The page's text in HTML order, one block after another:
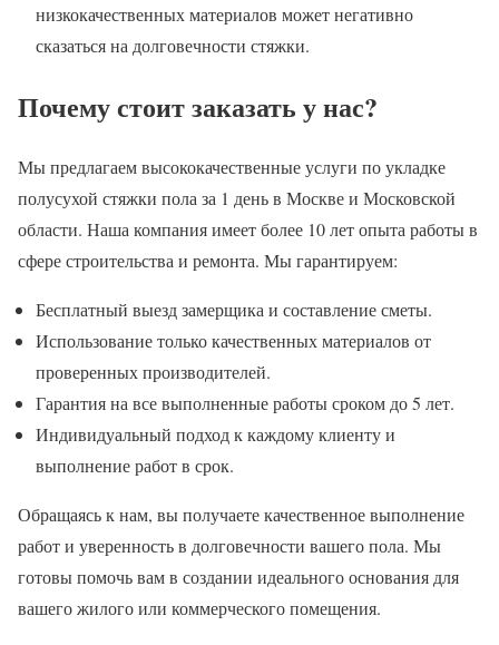
низкокачественных материалов может негативно
сказаться на долговечности стяжки.
Почему стоит заказать у нас?
Мы предлагаем высококачественные услуги по укладке
полусухой стяжки пола за 1 день в Москве и Московской
области. Наша компания имеет более 10 лет опыта работы в
сфере строительства и ремонта. Мы гарантируем:
Бесплатный выезд замерщика и составление сметы.
Использование только качественных материалов от
проверенных производителей.
Гарантия на все выполненные работы сроком до 5 лет.
Индивидуальный подход к каждому клиенту и
выполнение работ в срок.
Обращаясь к нам, вы получаете качественное выполнение
работ и уверенность в долговечности вашего пола. Мы
готовы помочь вам в создании идеального основания для
вашего жилого или коммерческого помещения.